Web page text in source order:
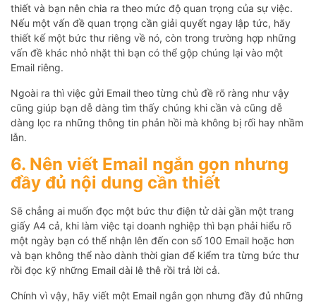
thiết và bạn nên chia ra theo mức độ quan trọng của sự việc.
Nếu một vấn đề quan trọng cần giải quyết ngay lập tức, hãy
thiết kế một bức thư riêng về nó, còn trong trường hợp những
vấn đề khác nhỏ nhặt thì bạn có thể gộp chúng lại vào một
Email riêng.
Ngoài ra thì việc gửi Email theo từng chủ đề rõ ràng như vậy
cũng giúp bạn dễ dàng tìm thấy chúng khi cần và cũng dễ
dàng lọc ra những thông tin phản hồi mà không bị rối hay nhầm
lẫn.
6. Nên viết Email ngắn gọn nhưng
đầy đủ nội dung cần thiết
Sẽ chẳng ai muốn đọc một bức thư điện tử dài gần một trang
giấy A4 cả, khi làm việc tại doanh nghiệp thì bạn phải hiểu rõ
một ngày bạn có thể nhận lên đến con số 100 Email hoặc hơn
và bạn không thể nào dành thời gian để kiểm tra từng bức thư
rồi đọc kỹ những Email dài lê thê rồi trả lời cả.
Chính vì vậy, hãy viết một Email ngắn gọn nhưng đầy đủ những